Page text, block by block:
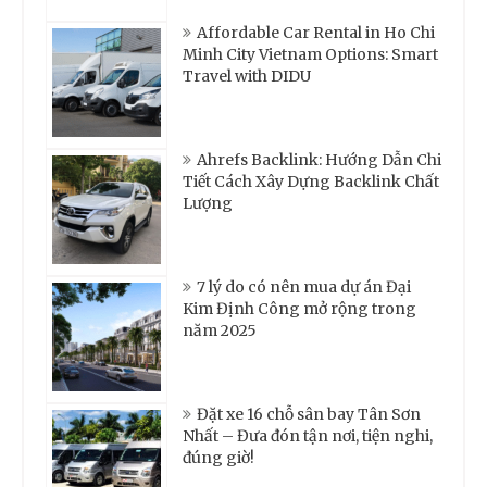
Affordable Car Rental in Ho Chi
Minh City Vietnam Options: Smart
Travel with DIDU
Ahrefs Backlink: Hướng Dẫn Chi
Tiết Cách Xây Dựng Backlink Chất
Lượng
7 lý do có nên mua dự án Đại
Kim Định Công mở rộng trong
năm 2025
Đặt xe 16 chỗ sân bay Tân Sơn
Nhất – Đưa đón tận nơi, tiện nghi,
đúng giờ!